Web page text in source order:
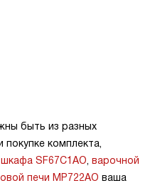
быть из разных
комплекта,
SF67C1AO варочной
печи MP722AO ваша